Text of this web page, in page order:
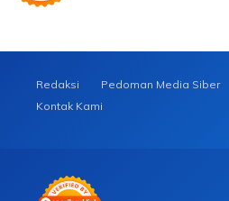
Redaksi Pedoman Media Siber
Kontak Kami